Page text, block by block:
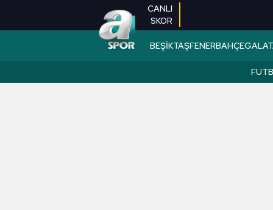
CANLI
SKOR
BEŞİKTAŞFENERBAHÇE